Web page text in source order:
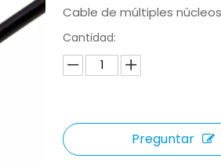
Cable de múltiples núcleos
Cantidad:
Preguntar